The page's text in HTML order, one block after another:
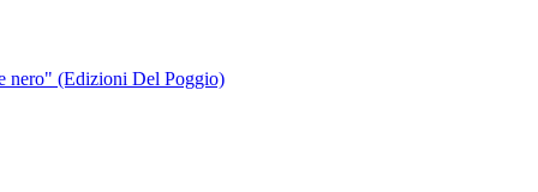
nero" (Edizioni Del Poggio)